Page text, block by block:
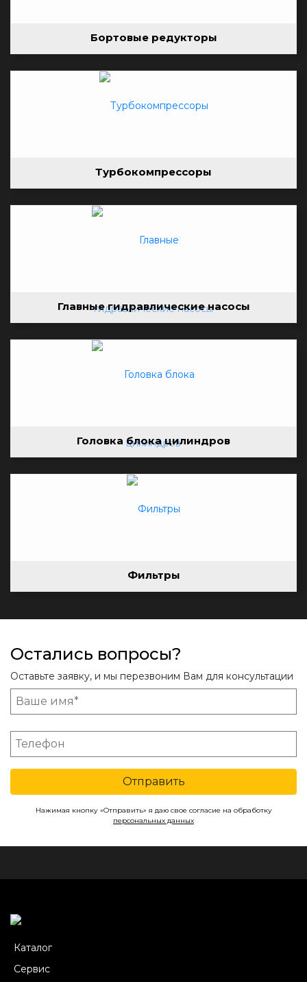
Бортовые редукторы
Турбокомпрессоры
Главные гидравлические насосы
Головка блока цилиндров
Фильтры
Остались вопросы?
Оставьте заявку, и мы перезвоним Вам для консультации
Отправить
Нажимая кнопку «Отправить» я даю свое согласие на обработку
персональных данных
Каталог
Сервис